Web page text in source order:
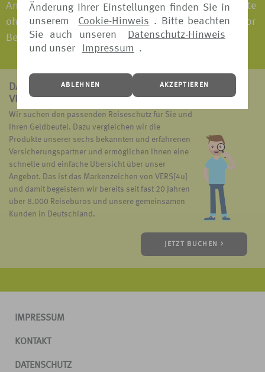
Änderung Ihrer Einstellungen finden Sie in
unserem
Cookie-Hinweis . Bitte beachten
Sie auch unseren
Datenschutz-Hinweis
und unser
Impressum .
ABLEHNEN AKZEPTIEREN
Antritt der Reise gebucht werden. Versicherungspakete
ohne Reiserücktritts-Versicherung können jederzeit vor
Beginn der Reise gebucht werden.
DAS ZEICHNET
VERS[4U] AUS:
Wir suchen den passenden Reiseschutz für Sie und
Ihren Geldbeutel. Dazu vergleichen wir die
Produkte unserer sechs bekannten und erfahrenen
Versicherungspartner und ermöglichen Ihnen eine
schnelle und einfache Übersicht über unser
Angebot. Das ist das Markenzeichen von VERS[4u]
und damit begeistern wir bereits seit fast 20 Jahren
über 8.000 Reisebüros und unsere gemeinsamen
Kunden in Deutschland.
JETZT BUCHEN >
IMPRESSUM
KONTAKT
DATENSCHUTZ